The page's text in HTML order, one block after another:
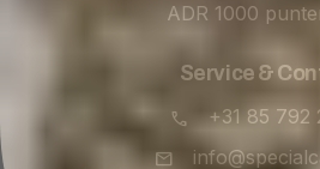
ADR 1000
Service &
+31 85 792